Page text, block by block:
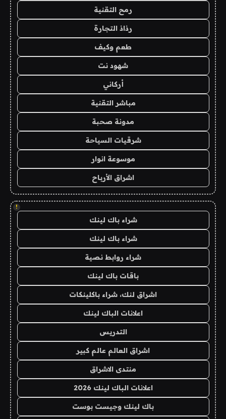
رمح التقنية
رذاذ التجارة
طعم وكيف
شهود نت
أركاني
مباشر التقنية
مدونة صحبة
شرقيات السياحة
موسوعة انوار
اشراق الأرباح
!
شراء باك لينك
شراء باك لينك
شراء روابط نصية
باقات باك لينك
اشراق لنك، شراء باكلينكات
اعلانات الباك لينك
التدريس
اشراق العالم عالم كبير
منتدى الاشراق
اعلانات الباك لينك 2026
باك لينك وجيست بوست